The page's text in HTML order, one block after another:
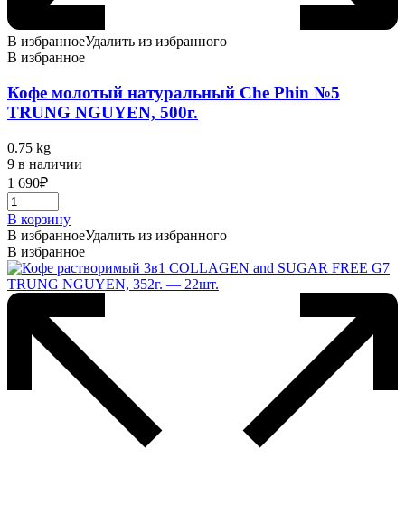
В избранноеУдалить из избранного
В избранное
Кофе молотый натуральный Che Phin №5
TRUNG NGUYEN, 500г.
0.75 kg
9 в наличии
1 690₽
В корзину
В избранноеУдалить из избранного
В избранное